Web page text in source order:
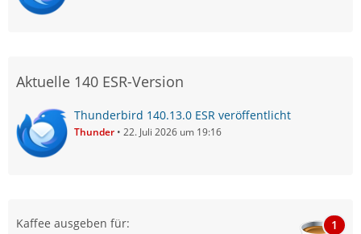
Aktuelle 140 ESR-Version
Thunderbird 140.13.0 ESR veröffentlicht
Thunder 22. Juli 2026 um 19:16
Kaffee ausgeben für: 1